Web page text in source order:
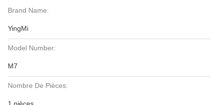
Brand Name:
YingMi
Model Number:
M7
Nombre De Pièces: